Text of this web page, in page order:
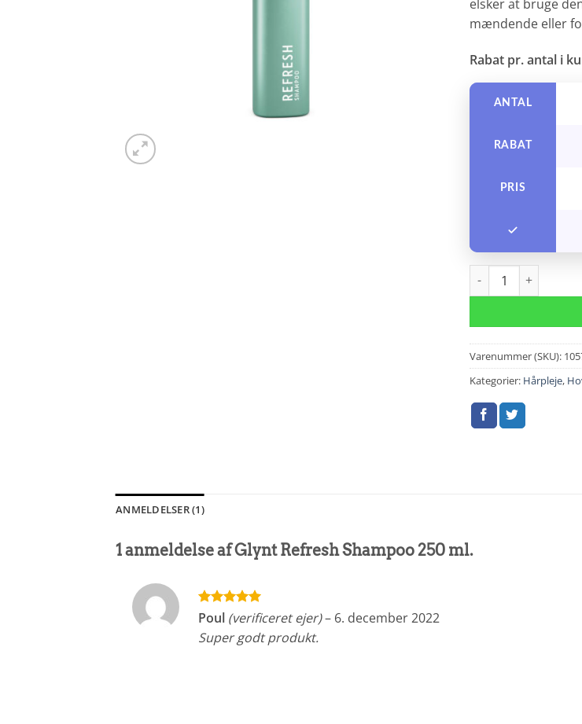
elsker at bruge
mændende eller
Rabat pr. antal i
ANTAL
RABAT
PRIS
Glynt Refresh
Varenummer (SKU):
Kategorier: Hårpleje,
ANMELDELSER (1)
1 anmeldelse afGlynt Refresh Shampoo 250 ml.
Vurderet5
ud af 5
Poul (verificeret ejer)– 6. december 2022
Super godt produkt.